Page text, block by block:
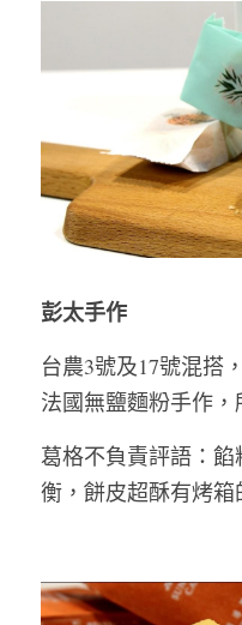
彭太手作
台農3號及17號混搭
法國無鹽麵粉手作
葛格不負責評語：
衡，餅皮超酥有烤箱